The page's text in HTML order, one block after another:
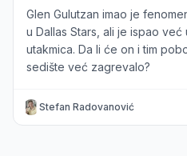
Glen Gulutzan imao je
u Dallas Stars, ali je ispao
utakmica. Da li će on i tim
sedište već zagrevalo?
Stefan Radovanović